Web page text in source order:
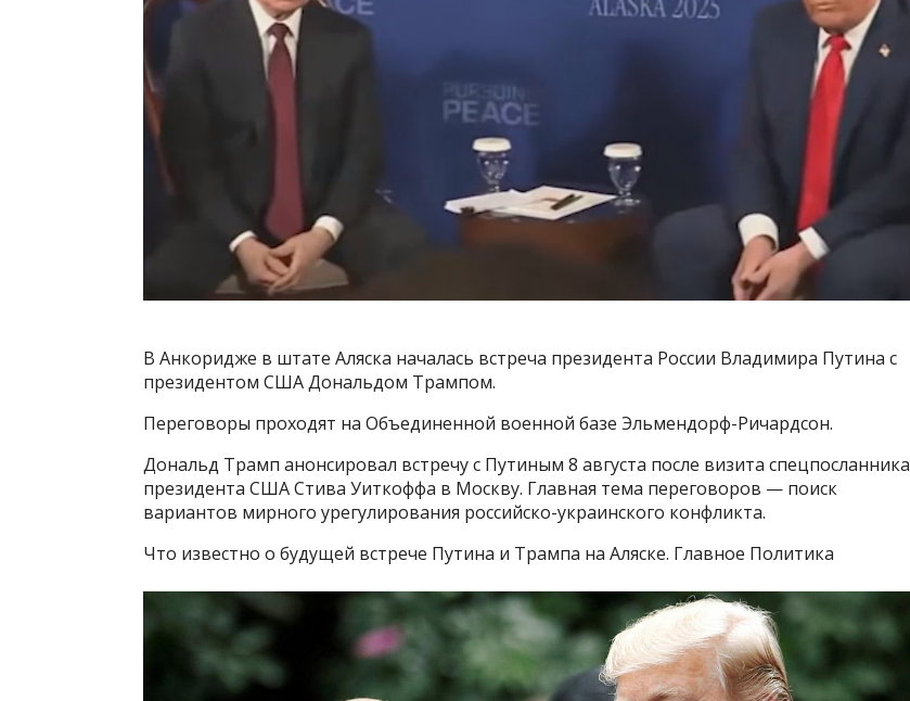
В Анкоридже в штате Аляска началась встреча президента России Владимира Путина с
президентом США Дональдом Трампом.
Переговоры проходят на Объединенной военной базе Эльмендорф-Ричардсон.
Дональд Трамп анонсировал встречу с Путиным 8 августа после визита спецпосланника
президента США Стива Уиткоффа в Москву. Главная тема переговоров — поиск
вариантов мирного урегулирования российско-украинского конфликта.
Что известно о будущей встрече Путина и Трампа на Аляске. Главное Политика